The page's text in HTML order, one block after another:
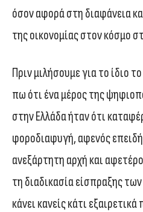
όσον αφορά στη διαφάνεια
της οικονομίας στον κόσμο
Πριν μιλήσουμε για το ίδιο
πω ότι ένα μέρος της
στην Ελλάδα ήταν ότι
φοροδιαφυγή, αφενός
ανεξάρτητη αρχή και
τη διαδικασία είσπραξης
κάνει κανείς κάτι